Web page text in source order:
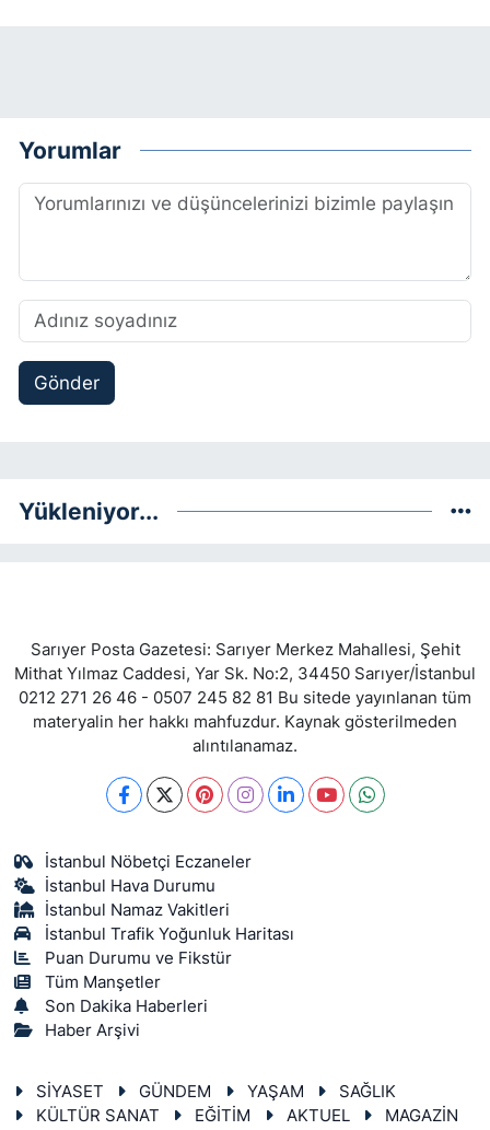
Yorumlar
Gönder
Yükleniyor...
Sarıyer Posta Gazetesi: Sarıyer Merkez Mahallesi, Şehit
Mithat Yılmaz Caddesi, Yar Sk. No:2, 34450 Sarıyer/İstanbul
0212 271 26 46 - 0507 245 82 81 Bu sitede yayınlanan tüm
materyalin her hakkı mahfuzdur. Kaynak gösterilmeden
alıntılanamaz.
İstanbul Nöbetçi Eczaneler
İstanbul Hava Durumu
İstanbul Namaz Vakitleri
İstanbul Trafik Yoğunluk Haritası
Puan Durumu ve Fikstür
Tüm Manşetler
Son Dakika Haberleri
Haber Arşivi
SİYASET GÜNDEM YAŞAM
SAĞLIK
KÜLTÜR SANAT
EĞİTİM AKTUEL
MAGAZİN